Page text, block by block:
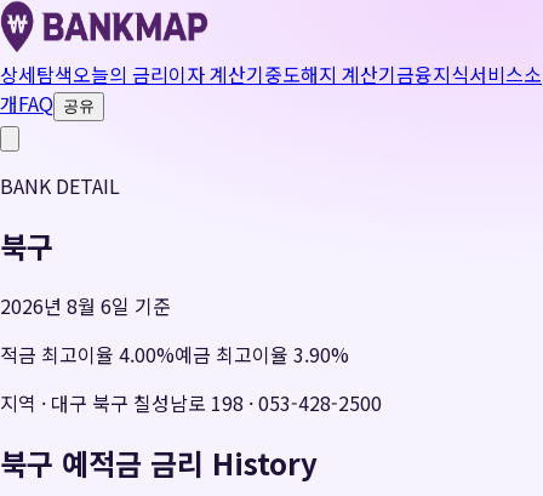
상세탐색오늘의 금리이자 계산기중도해지 계산기금융지식서비스소
개FAQ 공유
BANK DETAIL
북구
2026년 8월 6일 기준
적금 최고이율 4.00%예금 최고이율 3.90%
지역 · 대구 북구 칠성남로 198 ·053-428-2500
북구 예적금 금리 History